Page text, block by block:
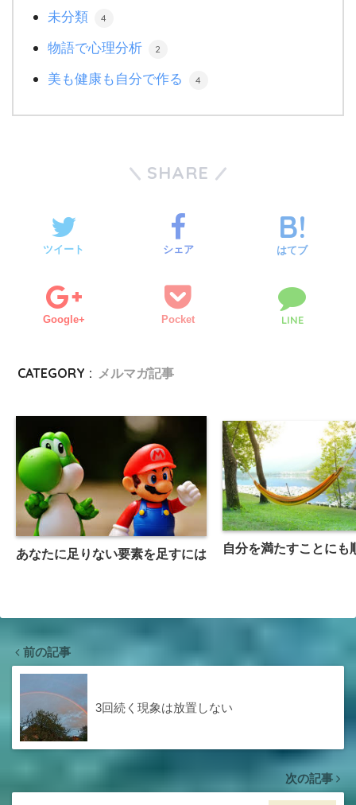
未分類 4
物語で心理分析 2
美も健康も自分で作る 4
SHARE
ツイート シェア はてブ
Google+ Pocket LINE
CATEGORY : メルマガ記事
あなたに足りない要素を足すには 自分を満たすことにも
前の記事
3回続く現象は放置しない
次の記事